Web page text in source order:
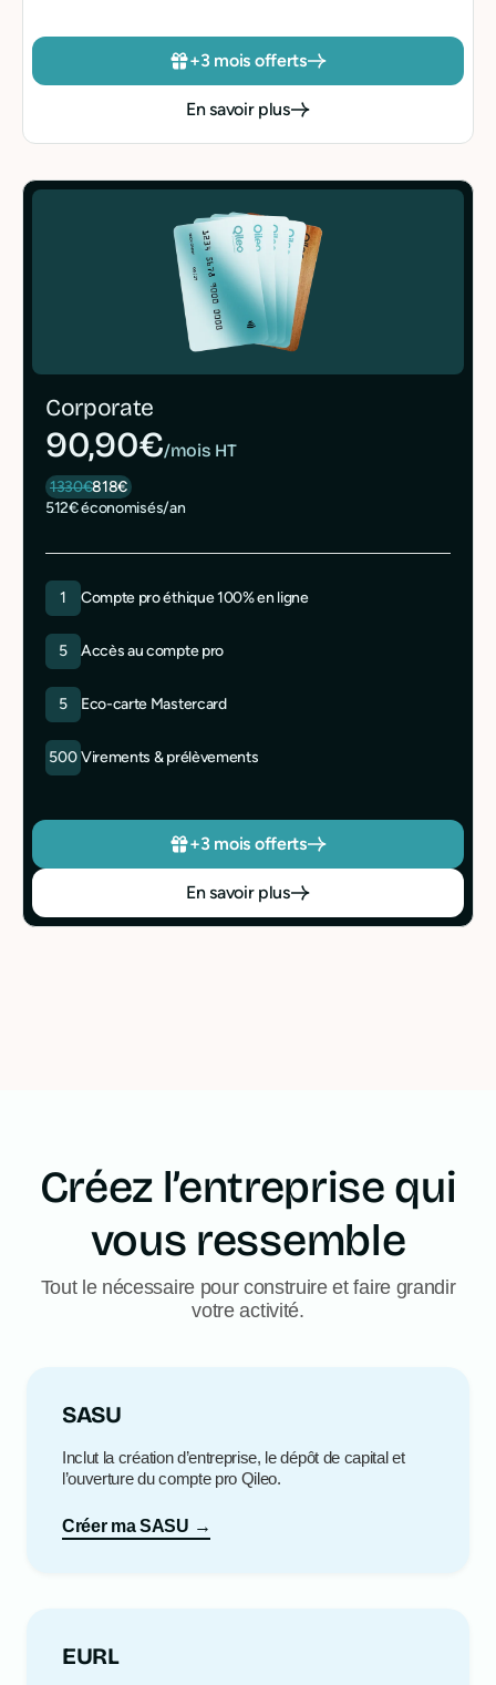
+3 mois offerts
En savoir plus
Corporate
90,90€/mois HT
1330€818€
512€ économisés/an
1 Compte pro éthique 100% en ligne
5 Accès au compte pro
5 Eco-carte Mastercard
500 Virements & prélèvements
+3 mois offerts
En savoir plus
Créez l’entreprise qui
vous ressemble
Tout le nécessaire pour construire et faire grandir
votre activité.
SASU
Inclut la création d’entreprise, le dépôt de capital et
l’ouverture du compte pro Qileo.
Créer ma SASU →
EURL